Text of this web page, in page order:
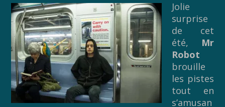
Jolie
surprise
de cet
été,
Mr
Robot
brouille
les pistes
tout en
s’amusan